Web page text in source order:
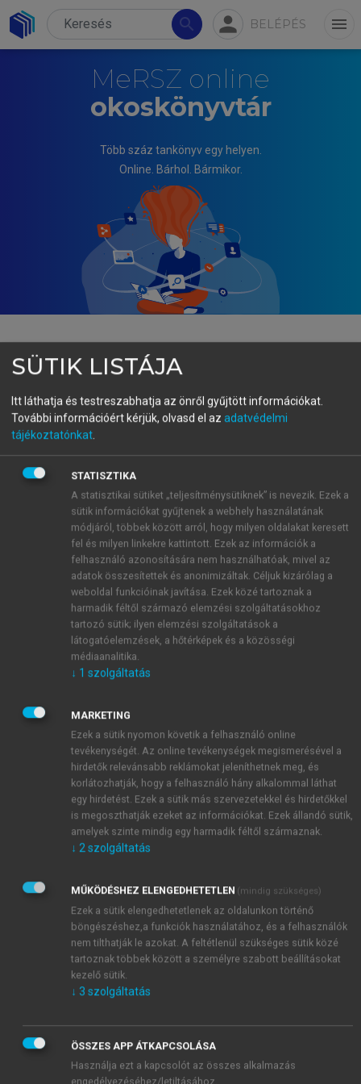
search person BELÉPÉS menu
MeRSZ online
okoskönyvtár
Több száz tankönyv egy helyen.
Online. Bárhol. Bármikor.
BORHIDI ATTILA
növénytársulásai
menu_book OLVASÁS
18.3.1. Csoport: Bromion erecti
Br.-Bl. 1936
Az irodalomban leggyakrabban„Mesobromion”néven
említett csoport. Florisztikailag igen gazdag, ezért a
közép-európai természetvédelmi-botanikai
vizsgálatok egyik legfontosabb tárgya. Alapvetően
közép-európai asszociációcsoport, szubmediterrán-
szubatlanti jelleggel, de elhatárolása – megfelelő
cönológiai vizsgálatok híján – a
Cirsio-Brachypodion-
Arrhenatherion-csoportok rétjeivel szemben
gyakran eléggé bizonytalan. Állományai legtöbbször
félszáraz irtásrétjellegűek; hagyományosan évente
egyszeri kaszálással, jelenlétük a dombvidéki
tölgyesek övétől a szubmontán gyertyános-tölgyesek
és bükkösök övezetéig terjed.
SÜTIK LISTÁJA
Itt láthatja és testreszabhatja az önről gyűjtött információkat.
További információért kérjük, olvasd el az adatvédelmi
tájékoztatónkat
STATISZTIKA
A statisztikai sütiket „teljesítménysütiknek” is nevezik. Ezek a
sütik információkat gyűjtenek a webhely használatának
módjáról, többek között arról, hogy milyen oldalakat keresett
fel és milyen linkekre kattintott. Ezek az információk a
felhasználó azonosítására nem használhatóak, mivel az
adatok összesítettek és anonimizáltak. Céljuk kizárólag a
weboldal funkcióinak javítása. Ezek közé tartoznak a
harmadik féltől származó elemzési szolgáltatásokhoz
tartozó sütik; ilyen elemzési szolgáltatások a
látogatóelemzések, a hőtérképek és a közösségi
médiaanalitika.
↓ 1 szolgáltatás
MARKETING
Ezek a sütik nyomon követik a felhasználó online
tevékenységét. Az online tevékenységek megismerésével a
hirdetők relevánsabb reklámokat jeleníthetnek meg, és
korlátozhatják, hogy a felhasználó hány alkalommal láthat
egy hirdetést. Ezek a sütik más szervezetekkel és hirdetőkkel
is megoszthatják ezeket az információkat. Ezek állandó sütik,
amelyek szinte mindig egy harmadik féltől származnak.
↓ 2 szolgáltatás
MŰKÖDÉSHEZ ELENGEDHETETLEN (mindig szükséges)
Ezek a sütik elengedhetetlenek az oldalunkon történő
böngészéshez,a funkciók használatához, és a felhasználók
nem tilthatják le azokat. A feltétlenül szükséges sütik közé
tartoznak többek között a személyre szabott beállításokat
kezelő sütik.
↓ 3 szolgáltatás
ÖSSZES APP ÁTKAPCSOLÁSA
Használja ezt a kapcsolót az összes alkalmazás
engedélyezéséhez/letiltásához.